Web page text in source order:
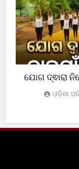
ଯୋଗ ଦ୍ଵାରା
ଓଡ଼ିଶା